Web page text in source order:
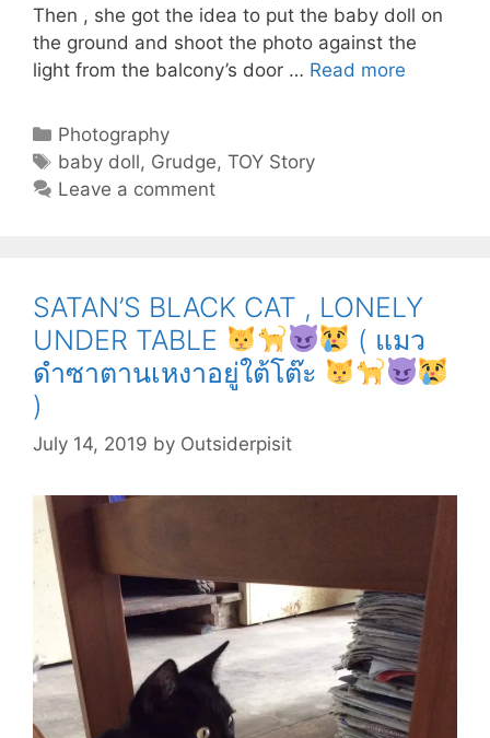
Then , she got the idea to put the baby doll on
the ground and shoot the photo against the
light from the balcony’s door … Read more
ตุ๊กตา
ทารก
จอม
Categories
Photography
Tags
baby doll, Grudge,TOY Story
Leave a comment
SATAN’S BLACK CAT , LONELY
UNDER TABLE
( แมว
ดำซาตานเหงาอยู่ใต้โต๊ะ
)
July 14, 2019 by Outsiderpisit